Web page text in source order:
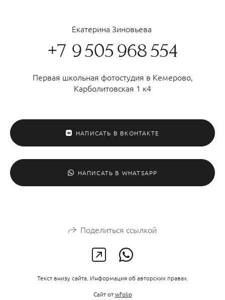
Екатерина Зиновьева
+7 9 505 968 554
Первая школьная фотостудия в Кемерово,
Карболитовская 1 к4
НАПИСАТЬ В ВКОНТАКТЕ
НАПИСАТЬ В WHATSAPP
Поделиться ссылкой
Текст внизу сайта. Информация об авторских правах.
Сайт отwfolio